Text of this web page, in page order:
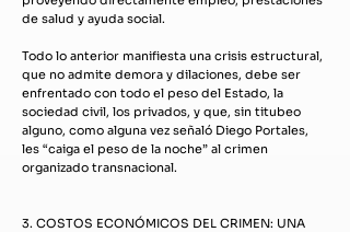
de salud y ayuda social.
Todo lo anterior manifiesta una crisis estructural,
que no admite demora y dilaciones, debe ser
enfrentado con todo el peso del Estado, la
sociedad civil, los privados, y que, sin titubeo
alguno, como alguna vez señaló Diego Portales,
les “caiga el peso de la noche” al crimen
organizado transnacional.
3. COSTOS ECONÓMICOS DEL CRIMEN: UNA